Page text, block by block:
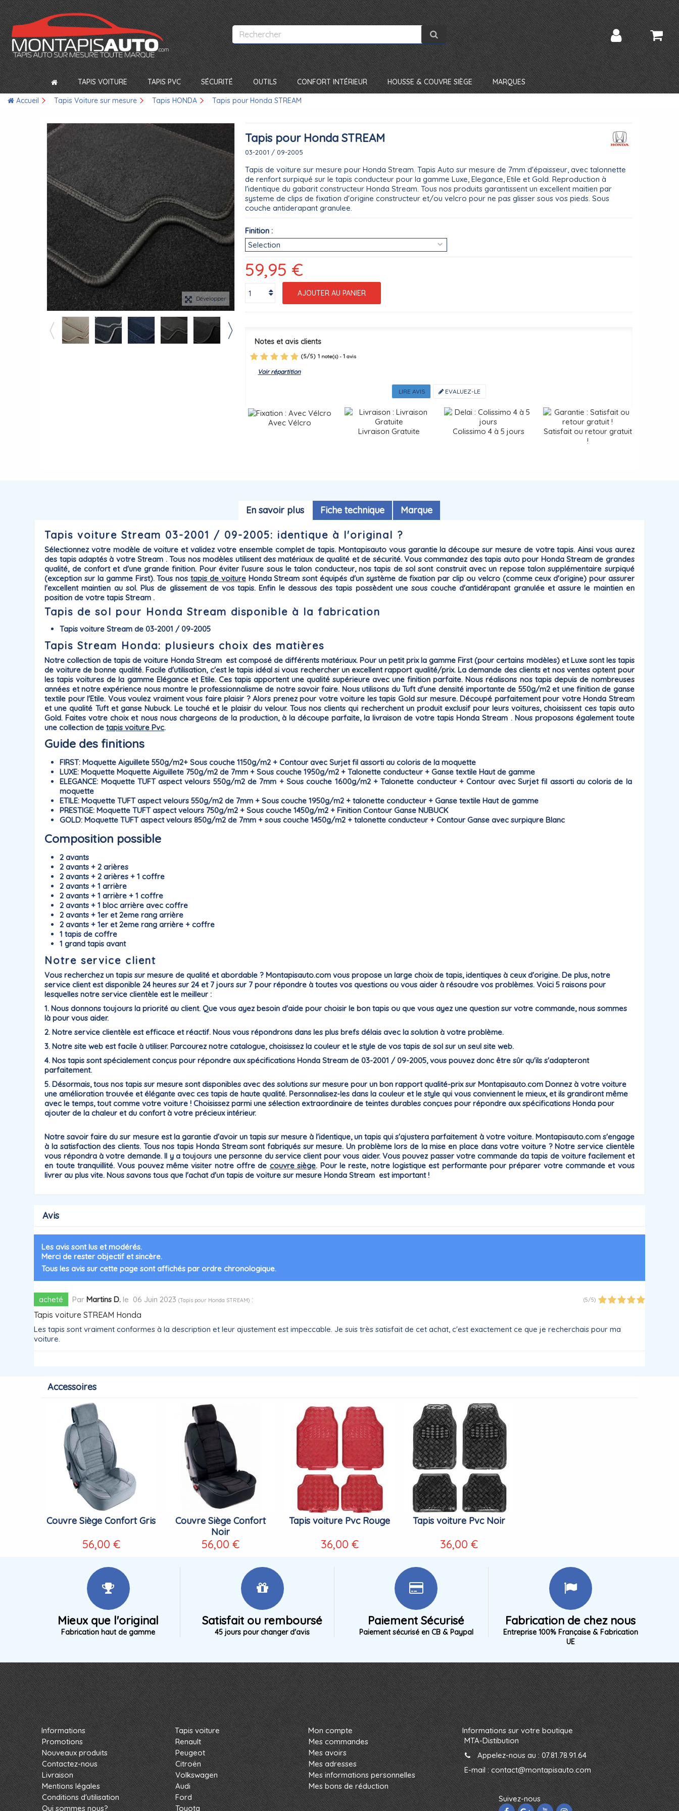
TAPIS VOITURE TAPIS PVC SÉCURITÉ OUTILS CONFORT INTÉRIEUR HOUSSE & COUVRE SIÈGE MARQUES
Accueil Tapis Voiture sur mesure Tapis HONDA Tapis pour Honda STREAM
Développer
Tapis pour Honda STREAM
03-2001 / 09-2005
Tapis de voiture sur mesure pour Honda Stream. Tapis Auto sur mesure de 7mm d'épaisseur, avec talonnette
de renfort surpiqué sur le tapis conducteur pour la gamme Luxe, Elegance, Etile et Gold. Reproduction à
l'identique du gabarit constructeur Honda Stream. Tous nos produits garantissent un excellent maitien par
systeme de clips de fixation d'origine constructeur et/ou velcro pour ne pas glisser sous vos pieds. Sous
couche antiderapant granulee.
Finition :
59,95 €
AJOUTER AU PANIER
Notes et avis clients
(5/5) 1 note(s) -1 avis
Voir répartition
LIRE AVIS EVALUEZ-LE
Avec Vélcro
Livraison Gratuite
Colissimo 4 à 5 jours
Satisfait ou retour gratuit
!
En savoir plus Fiche technique Marque
Tapis voiture Stream 03-2001 / 09-2005: identique à l'original ?
Sélectionnez votre modèle de voiture et validez votre ensemble complet de tapis. Montapisauto vous garantie ladécoupe sur mesurede votre tapis. Ainsi vous aurez
des tapis adaptés à votreStream . Tous nos modèles utilisent des matériaux de qualité et de sécurité. Vous commandez des tapis auto pour Honda Stream de grandes
qualité, de confort et d'une grande finition. Pour éviter l'usure sous le talon conducteur, nos tapis de sol sont construit avec un repose talon supplémentaire surpiqué
(exception sur la gamme First). Tous nostapis de voitureHonda Stream sont équipés d'un système defixation par clip ou velcro(comme ceux d'origine) pour assurer
l'excellent maintien au sol. Plus de glissement de vos tapis. Enfin le dessous des tapis possèdent une sous couched'antidérapantgranulée et assure le maintien en
position de votre tapis Stream .
Tapis de sol pour Honda Stream disponible à la fabrication
Tapis voiture Stream de 03-2001 / 09-2005
Tapis Stream Honda: plusieurs choix des matières
Notre collection detapis de voiture HondaStream est composé de différents matériaux. Pour un petit prix la gammeFirst(pour certains modèles) etLuxesont les tapis
de voiture de bonne qualité. Facile d'utilisation, c'est le tapis idéal si vous rechercher un excellent rapport qualité/prix. La demande des clients et nos ventes optent pour
les tapis voitures de la gamme Eléganceet Etile. Ces tapis apportent une qualité supérieure avec une finition parfaite. Nous réalisons nos tapis depuis de nombreuses
années et notre expérience nous montre le professionnalisme de notre savoir faire. Nous utilisons du Tuft d'une densité importante de 550g/m2 et une finition de ganse
textile pour l'Etile. Vous voulez vraiment vous faire plaisir ? Alors prenez pour votre voiture les tapis Goldsur mesure. Découpé parfaitement pour votre Honda Stream
et une qualité Tuft et ganse Nubuck. Le touché et le plaisir du velour. Tous nos clients qui recherchent un produit exclusif pour leurs voitures, choisissent ces tapis auto
Gold. Faites votre choix et nous nous chargeons de la production, à la découpe parfaite, la livraison de votre tapis Honda Stream . Nous proposons également toute
une collection detapis voiture Pvc.
Guide des finitions
FIRST: Moquette Aiguillete 550g/m2+ Sous couche 1150g/m2 + Contour avec Surjet fil assorti au coloris de la moquette
LUXE: Moquette Moquette Aiguillete 750g/m2 de 7mm + Sous couche 1950g/m2 + Talonette conducteur + Ganse textile Haut de gamme
ELEGANCE: Moquette TUFT aspect velours 550g/m2 de 7mm + Sous couche 1600g/m2 + Talonette conducteur + Contour avec Surjet fil assorti au coloris de la
moquette
ETILE: Moquette TUFT aspect velours 550g/m2 de 7mm + Sous couche 1950g/m2 + talonette conducteur + Ganse textile Haut de gamme
PRESTIGE: Moquette TUFT aspect velours 750g/m2 + Sous couche 1450g/m2 + Finition Contour Ganse NUBUCK
GOLD: Moquette TUFT aspect velours 850g/m2 de 7mm + sous couche 1450g/m2 + talonette conducteur + Contour Ganse avec surpiqure Blanc
Composition possible
2 avants
2 avants + 2 arières
2 avants + 2 arières + 1 coffre
2 avants + 1 arrière
2 avants + 1 arrière + 1 coffre
2 avants + 1 bloc arrière avec coffre
2 avants + 1er et 2eme rang arrière
2 avants + 1er et 2eme rang arrière + coffre
1 tapis de coffre
1 grand tapis avant
Notre service client
Vous recherchez un tapis sur mesure de qualité et abordable ? Montapisauto.com vous propose un large choix de tapis, identiques à ceux d'origine. De plus, notre
service client est disponible 24 heures sur 24 et 7 jours sur 7 pour répondre à toutes vos questions ou vous aider à résoudre vos problèmes. Voici 5 raisons pour
lesquelles notre service clientèle est le meilleur :
1. Nous donnons toujours la priorité au client. Que vous ayez besoin d'aide pour choisir le bon tapis ou que vous ayez une question sur votre commande, nous sommes
là pour vous aider.
2. Notre service clientèle est efficace et réactif. Nous vous répondrons dans les plus brefs délais avec la solution à votre problème.
3. Notre site web est facile à utiliser. Parcourez notre catalogue, choisissez la couleur et le style de vos tapis de sol sur un seul site web.
4. Nos tapis sont spécialement conçus pour répondre aux spécifications Honda Stream de 03-2001 / 09-2005, vous pouvez donc être sûr qu'ils s'adapteront
parfaitement.
5. Désormais, tous nos tapis sur mesure sont disponibles avec des solutions sur mesure pour un bon rapport qualité-prix sur Montapisauto.com Donnez à votre voiture
une amélioration trouvée et élégante avec ces tapis de haute qualité. Personnalisez-les dans la couleur et le style qui vous conviennent le mieux, et ils grandiront même
avec le temps, tout comme votre voiture ! Choisissez parmi une sélection extraordinaire de teintes durables conçues pour répondre aux spécifications Honda pour
ajouter de la chaleur et du confort à votre précieux intérieur.
Notre savoir faire du sur mesure est la garantied'avoir un tapis sur mesure à l'identique, un tapis quis'ajustera parfaitement à votre voiture. Montapisauto.com s'engage
à la satisfaction des clients. Tous nos tapis Honda Stream sont fabriqués sur mesure. Un problème lors de la mise en place dans votre voiture ? Notre service clientèle
vous répondra à votre demande. Il y a toujours une personne du service clientpour vous aider. Vous pouvez passer votre commande da tapis de voiture facilement et
en toute tranquillité. Vous pouvez même visiter notre offre de couvre siège. Pour le reste, notre logistique est performante pour préparer votre commande et vous
livrer au plus vite. Nous savons tous que l'achat d'un tapis de voiture sur mesure Honda Stream est important !
Avis
Les avis sont lus et modérés.
Merci de rester objectif et sincère.
Tous les avis sur cette page sont affichés par ordre chronologique.
acheté ParMartins D. le 06 Juin 2023(Tapis pour Honda STREAM) : (5/5)
Tapis voiture STREAM Honda
Les tapis sont vraiment conformes à la description et leur ajustement est impeccable. Je suis très satisfait de cet achat, c'est exactement ce que je recherchais pour ma
voiture.
Accessoires
Couvre Siège Confort Gris
56,00 €
Couvre Siège Confort
Noir
56,00 €
Tapis voiture Pvc Rouge
36,00 €
Tapis voiture Pvc Noir
36,00 €
Mieux que l'original
Fabrication haut de gamme
Satisfait ou remboursé
45 jours pour changer d'avis
Paiement Sécurisé
Paiement sécurisé en CB & Paypal
Fabrication de chez nous
Entreprise 100% Française & Fabrication
UE
Informations
Promotions
Nouveaux produits
Contactez-nous
Livraison
Mentions légales
Conditions d'utilisation
Qui sommes nous?
Tapis voiture
Renault
Peugeot
Citroën
Volkswagen
Audi
Ford
Toyota
Mon compte
Mes commandes
Mes avoirs
Mes adresses
Mes informations personnelles
Mes bons de réduction
Informations sur votre boutique
MTA-Distibution
Appelez-nous au : 07.81.78.91.64
E-mail :contact@montapisauto.com
Suivez-nous